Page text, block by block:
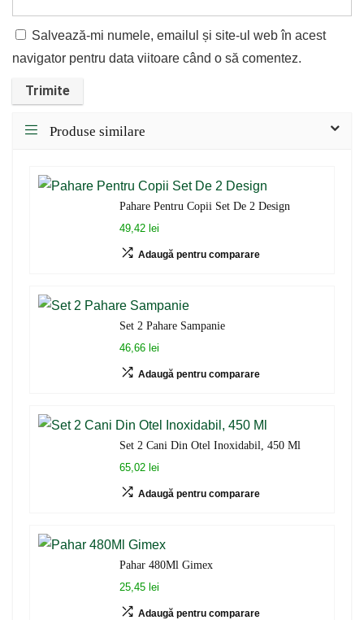
Salvează-mi numele, emailul și site-ul web în acest
navigator pentru data viitoare când o să comentez.
Produse similare
Pahare Pentru Copii Set De 2 Design
49,42 lei
Adaugă pentru comparare
Set 2 Pahare Sampanie
46,66 lei
Adaugă pentru comparare
Set 2 Cani Din Otel Inoxidabil, 450 Ml
65,02 lei
Adaugă pentru comparare
Pahar 480Ml Gimex
25,45 lei
Adaugă pentru comparare